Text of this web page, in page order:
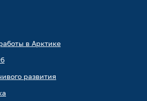
в Арктике
развития